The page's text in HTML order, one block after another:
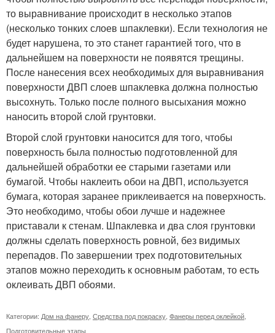
то выравнивание происходит в несколько этапов
(несколько тонких слоев шпаклевки). Если технология не
будет нарушена, то это станет гарантией того, что в
дальнейшем на поверхности не появятся трещины.
После нанесения всех необходимых для выравнивания
поверхности ДВП слоев шпаклевка должна полностью
высохнуть. Только после полного высыхания можно
наносить второй слой грунтовки.
Второй слой грунтовки наносится для того, чтобы
поверхность была полностью подготовленной для
дальнейшей обработки ее старыми газетами или
бумагой. Чтобы наклеить обои на ДВП, используется
бумага, которая заранее приклеивается на поверхность.
Это необходимо, чтобы обои лучше и надежнее
приставали к стенам. Шпаклевка и два слоя грунтовки
должны сделать поверхность ровной, без видимых
перепадов. По завершении трех подготовительных
этапов можно переходить к основным работам, то есть
оклеивать ДВП обоями.
Категории: Дом на фанеру Средства под покраску Фанеры перед оклейкой
Подготовительные этапы